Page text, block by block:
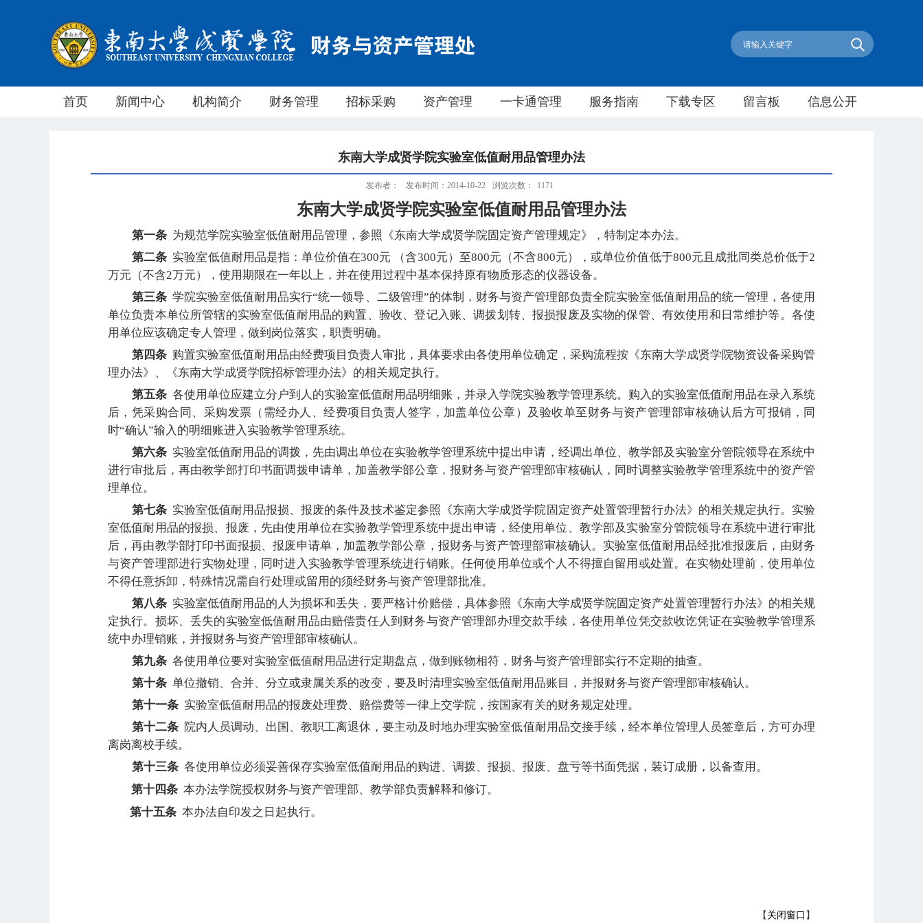
首页 新闻中心 机构简介 财务管理 招标采购 资产管理 一卡通管理 服务指南 下载专区 留言板 信息公开
东南大学成贤学院实验室低值耐用品管理办法
发布者： 发布时间：2014-10-22 浏览次数： 1171
东南大学成贤学院实验室低值耐用品管理办法
第一条 为规范学院实验室低值耐用品管理，参照《东南大学成贤学院固定资产管理规定》，特制定本办法。
第二条 实验室低值耐用品是指：单位价值在300元 （含300元）至800元（不含800元），或单位价值低于800元且成批同类总价低于2
万元（不含2万元），使用期限在一年以上，并在使用过程中基本保持原有物质形态的仪器设备。
第三条 学院实验室低值耐用品实行“统一领导、二级管理”的体制，财务与资产管理部负责全院实验室低值耐用品的统一管理，各使用
单位负责本单位所管辖的实验室低值耐用品的购置、验收、登记入账、调拨划转、报损报废及实物的保管、有效使用和日常维护等。各使
用单位应该确定专人管理，做到岗位落实，职责明确。
第四条 购置实验室低值耐用品由经费项目负责人审批，具体要求由各使用单位确定，采购流程按《东南大学成贤学院物资设备采购管
理办法》、《东南大学成贤学院招标管理办法》的相关规定执行。
第五条各使用单位应建立分户到人的实验室低值耐用品明细账，并录入学院实验教学管理系统。购入的实验室低值耐用品在录入系统
后，凭采购合同、采购发票（需经办人、经费项目负责人签字，加盖单位公章）及验收单至财务与资产管理部审核确认后方可报销，同
时“确认”输入的明细账进入实验教学管理系统。
第六条 实验室低值耐用品的调拨，先由调出单位在实验教学管理系统中提出申请，经调出单位、教学部及实验室分管院领导在系统中
进行审批后，再由教学部打印书面调拨申请单，加盖教学部公章，报财务与资产管理部审核确认，同时调整实验教学管理系统中的资产管
理单位。
第七条 实验室低值耐用品报损、报废的条件及技术鉴定参照《东南大学成贤学院固定资产处置管理暂行办法》的相关规定执行。实验
室低值耐用品的报损、报废，先由使用单位在实验教学管理系统中提出申请，经使用单位、教学部及实验室分管院领导在系统中进行审批
后，再由教学部打印书面报损、报废申请单，加盖教学部公章，报财务与资产管理部审核确认。实验室低值耐用品经批准报废后，由财务
与资产管理部进行实物处理，同时进入实验教学管理系统进行销账。任何使用单位或个人不得擅自留用或处置。在实物处理前，使用单位
不得任意拆卸，特殊情况需自行处理或留用的须经财务与资产管理部批准。
第八条 实验室低值耐用品的人为损坏和丢失，要严格计价赔偿，具体参照《东南大学成贤学院固定资产处置管理暂行办法》的相关规
定执行。损坏、丢失的实验室低值耐用品由赔偿责任人到财务与资产管理部办理交款手续，各使用单位凭交款收讫凭证在实验教学管理系
统中办理销账，并报财务与资产管理部审核确认。
第九条 各使用单位要对实验室低值耐用品进行定期盘点，做到账物相符，财务与资产管理部实行不定期的抽查。
第十条 单位撤销、合并、分立或隶属关系的改变，要及时清理实验室低值耐用品账目，并报财务与资产管理部审核确认。
第十一条 实验室低值耐用品的报废处理费、赔偿费等一律上交学院，按国家有关的财务规定处理。
第十二条 院内人员调动、出国、教职工离退休，要主动及时地办理实验室低值耐用品交接手续，经本单位管理人员签章后，方可办理
离岗离校手续。
第十三条 各使用单位必须妥善保存实验室低值耐用品的购进、调拨、报损、报废、盘亏等书面凭据，装订成册，以备查用。
第十四条本办法学院授权财务与资产管理部、教学部负责解释和修订。
第十五条本办法自印发之日起执行。
【 关闭窗口 】